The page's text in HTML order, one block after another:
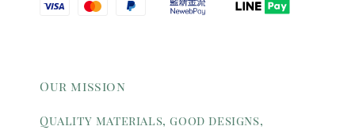
Our mission
Quality materials, good designs,